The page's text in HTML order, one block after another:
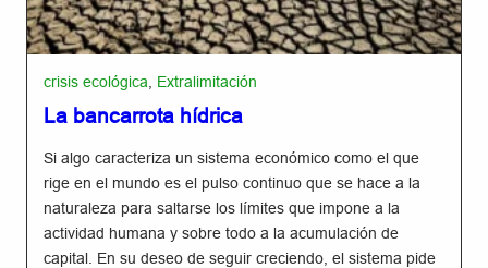
crisis ecológica Extralimitación
La bancarrota hídrica
Si algo caracteriza un sistema económico como el que
rige en el mundo es el pulso continuo que se hace a la
naturaleza para saltarse los límites que impone a la
actividad humana y sobre todo a la acumulación de
capital. En su deseo de seguir creciendo, el sistema pide